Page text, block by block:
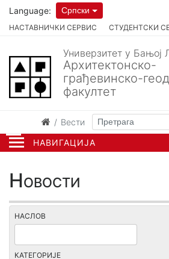
НАВИГАЦИЈА
НАСТАВНИЧКИ СЕРВИС СТУДЕНТСКИ
Language: Српски
Универзитет у Бањој
Архитектонско-
грађевинско-
факултет
Вести
Новости
НАСЛОВ
КАТЕГОРИЈЕ